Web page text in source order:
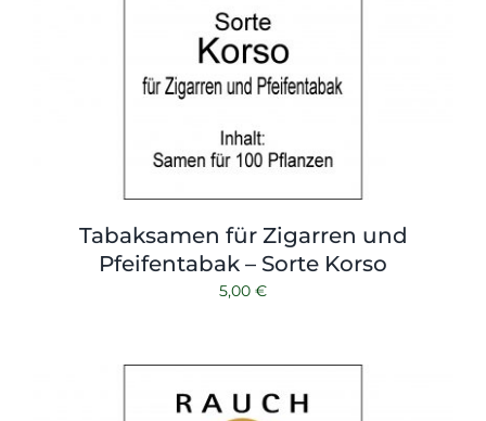
Tabaksamen für Zigarren und
Pfeifentabak – Sorte Korso
5,00 €